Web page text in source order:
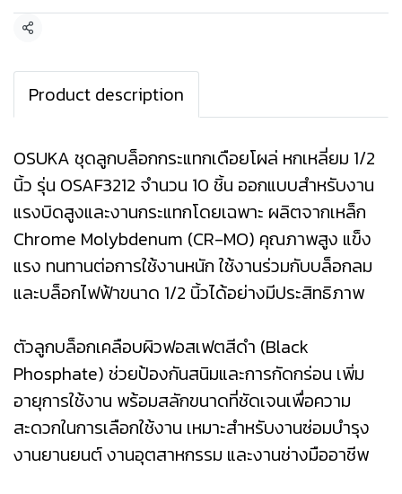
แชร์
Product description
OSUKA ชุดลูกบล็อกกระแทกเดือยโผล่ หกเหลี่ยม 1/2
นิ้ว รุ่น OSAF3212 จำนวน 10 ชิ้น ออกแบบสำหรับงาน
แรงบิดสูงและงานกระแทกโดยเฉพาะ ผลิตจากเหล็ก
Chrome Molybdenum (CR-MO) คุณภาพสูง แข็ง
แรง ทนทานต่อการใช้งานหนัก ใช้งานร่วมกับบล็อกลม
และบล็อกไฟฟ้าขนาด 1/2 นิ้วได้อย่างมีประสิทธิภาพ
ตัวลูกบล็อกเคลือบผิวฟอสเฟตสีดำ (Black
Phosphate) ช่วยป้องกันสนิมและการกัดกร่อน เพิ่ม
อายุการใช้งาน พร้อมสลักขนาดที่ชัดเจนเพื่อความ
สะดวกในการเลือกใช้งาน เหมาะสำหรับงานซ่อมบำรุง
งานยานยนต์ งานอุตสาหกรรม และงานช่างมืออาชีพ